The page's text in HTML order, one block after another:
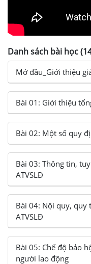
Danh sách bài học
Mở đầu_Giới thiệu
Bài 01: Giới thiệu
Bài 02: Một số quy
Bài 03: Thông tin,
ATVSLĐ
Bài 04: Nội quy, quy
ATVSLĐ
Bài 05: Chế độ bảo
người lao động